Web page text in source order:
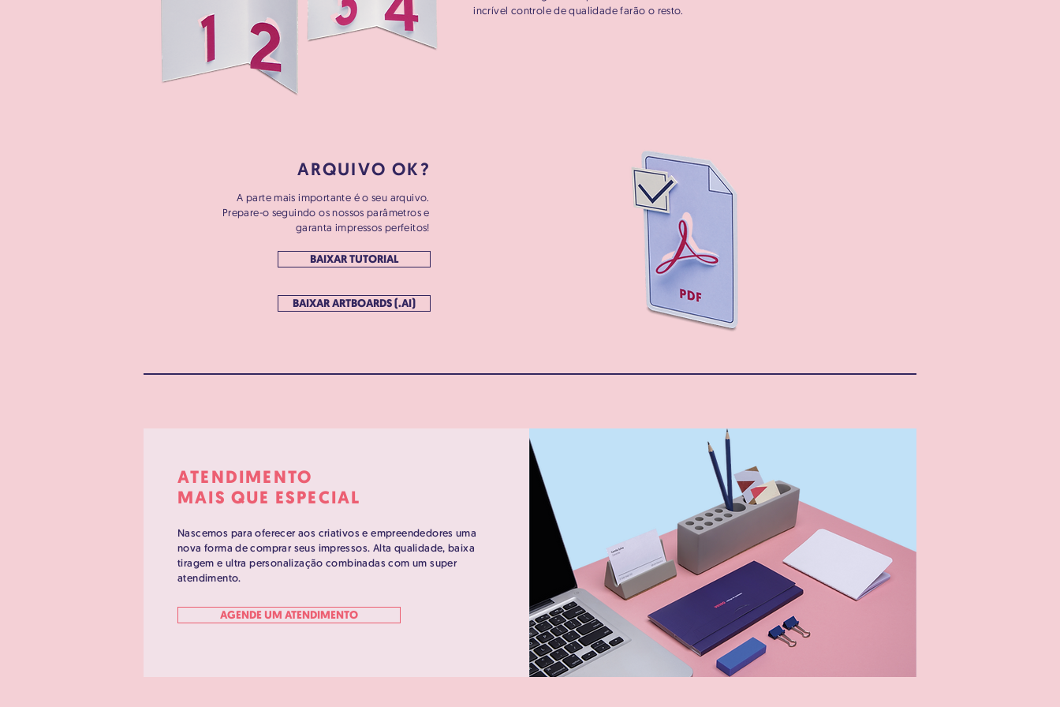
incrível controle de qualidade farão o resto.
ARQUIVO OK?
A parte mais importante é o seu arquivo.
Prepare-o seguindo os nossos parâmetros e
garanta impressos perfeitos!
BAIXAR TUTORIAL
BAIXAR ARTBOARDS (.AI)
ATENDIMENTO
MAIS QUE ESPECIAL
Nascemos para oferecer aos criativos e empreendedores uma
nova forma de comprar seus impressos. Alta qualidade, baixa
tiragem e ultra personalização combinadas com um super
atendimento.
AGENDE UM ATENDIMENTO